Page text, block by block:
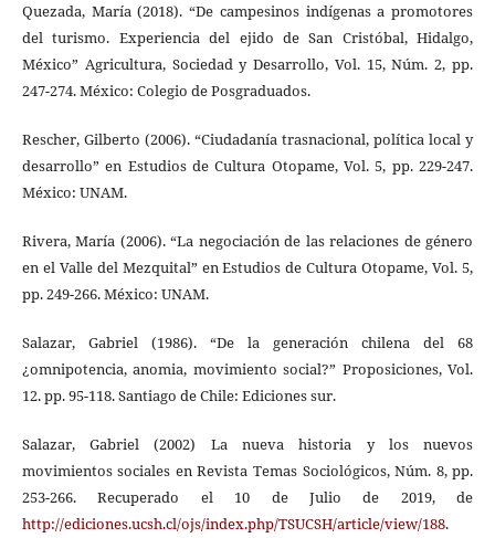
Quezada, María (2018). “De campesinos indígenas a promotores
del turismo. Experiencia del ejido de San Cristóbal, Hidalgo,
México” Agricultura, Sociedad y Desarrollo, Vol. 15, Núm. 2, pp.
247-274. México: Colegio de Posgraduados.
Rescher, Gilberto (2006). “Ciudadanía trasnacional, política local y
desarrollo” en Estudios de Cultura Otopame, Vol. 5, pp. 229-247.
México: UNAM.
Rivera, María (2006). “La negociación de las relaciones de género
en el Valle del Mezquital” en Estudios de Cultura Otopame, Vol. 5,
pp. 249-266. México: UNAM.
Salazar, Gabriel (1986). “De la generación chilena del 68
¿omnipotencia, anomia, movimiento social?” Proposiciones, Vol.
12. pp. 95-118. Santiago de Chile: Ediciones sur.
Salazar, Gabriel (2002) La nueva historia y los nuevos
movimientos sociales en Revista Temas Sociológicos, Núm. 8, pp.
253-266. Recuperado el 10 de Julio de 2019, de
http://ediciones.ucsh.cl/ojs/index.php/TSUCSH/article/view/188.